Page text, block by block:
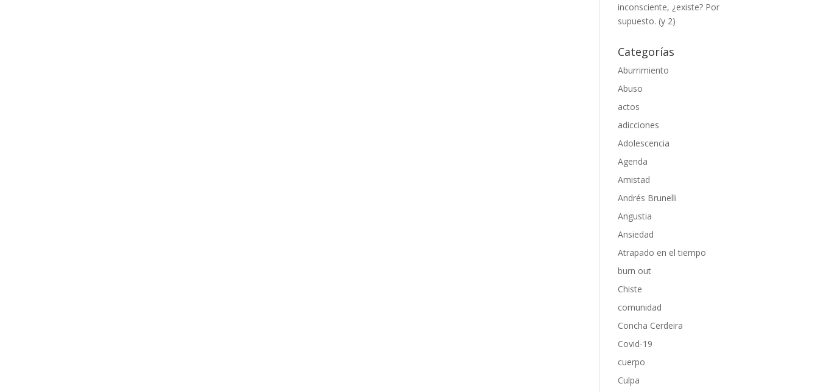
inconsciente, ¿existe? Por
supuesto. (y 2)
Categorías
Aburrimiento
Abuso
actos
adicciones
Adolescencia
Agenda
Amistad
Andrés Brunelli
Angustia
Ansiedad
Atrapado en el tiempo
burn out
Chiste
comunidad
Concha Cerdeira
Covid-19
cuerpo
Culpa